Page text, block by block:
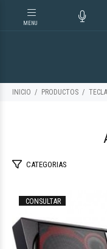
INICIO PRODUCTOS
CATEGORIAS
CONSULTAR